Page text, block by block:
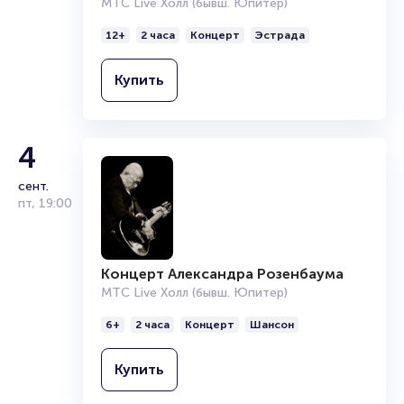
Оформление электронного билета на сайте займет
удобные места разбирают в первую очередь! Гарантируем
вечер, наполненный смехом и позитивными эмоциями! Для
заказа по телефону набирайте {phone}.
Подробнее о том, как вернуть, сдать или продать билет
читайте в разделах:
Организаторам
МТС Live Холл (бывш. Юпитер)
12+ 2 часа Концерт Эстрада
Купить
4
сент.
пт, 19:00
Концерт Александра Розенбаума
МТС Live Холл (бывш. Юпитер)
6+ 2 часа Концерт Шансон
Купить